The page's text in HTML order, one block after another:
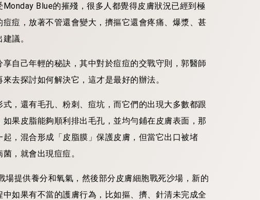
Blue的摧殘，很多人都覺得皮膚狀況已經到極
痘，放著不管還會變大，擠摳它還會疼痛、爆漿、甚
議。
享自己年輕的秘訣，其中對於痘痘的交戰守則，郭醫師
去探討如何解決它，這才是最好的辦法。
，還有毛孔、粉刺、痘坑，而它們的出現大多數都跟
果皮脂能夠順利排出毛孔，並均勻鋪在皮膚表面，那
，混合形成「皮脂膜」保護皮膚，但當它出口被堵
，就會出現痘痘。
提供養分和氧氣，然後部分皮膚細胞戰死沙場，新的
如果有不當的護膚行為，比如摳、擠、針清未完成全